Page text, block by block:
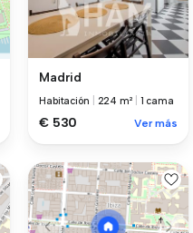
Madrid
Habitación 224 m² 1 cama
€ 530 Ver más